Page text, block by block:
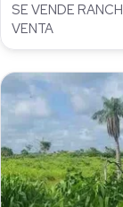
SE VENDE
VENTA